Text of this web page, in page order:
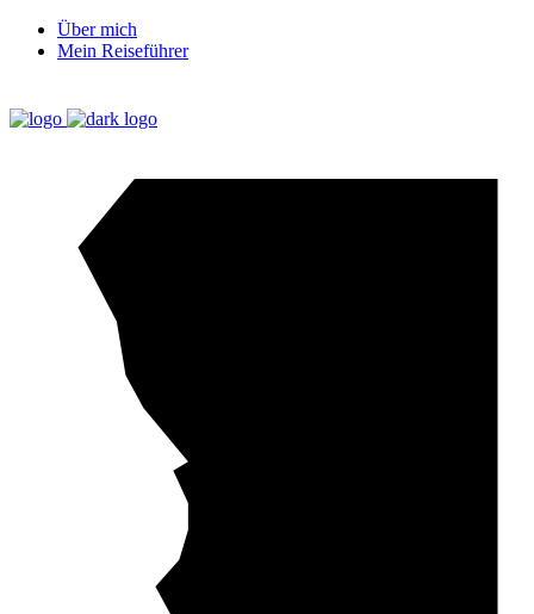
Über mich
Mein Reiseführer